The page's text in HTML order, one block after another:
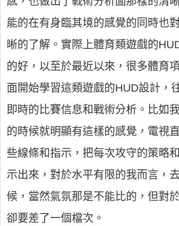
能的在有身臨其境的感覺的同時也
晰的了解。實際上體育類遊戲的
的好，以至於最近以來，很多體育
面開始學習這類遊戲的HUD設計，
即時的比賽信息和戰術分析。比如
的時候就明顯有這樣的感覺，電視
些線條和指示，把每次攻守的策略
示出來，對於水平有限的我而言，
候，當然氣氛那是不能比的，但對
卻要差了一個檔次。